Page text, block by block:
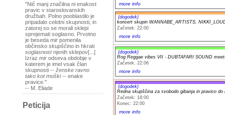
"Nič manj značilna ni enakost
pravic v staroslovanskih
družbah. Polno pooblastilo je
pripadalo celotni skupnosti, in
zatorej so se morali sklepi
sprejemati soglasno. Prvotno
je beseda mir pomenila
občinsko skupščino in hkrati
soglasnostnjenih sklepov[...]
Izraz mir odseva obdobje v
katerem je imel vsak član
skupnosti -- ženske ravno
tako kot moški-- enake
pravice."
-- M. Eliade
Peticija
more info
(dogodek)
koncert skupin WANNABE_ARTISTS,
Začetek: 22:00
more info
(dogodek)
Rog Reggae vibes VII - DUBTAFARI SOUND
Začetek: 22:06
more info
(dogodek)
Redna skupščina za svobodo gibanja in pravico do
Začetek: 18:00
Konec: 22:00
more info